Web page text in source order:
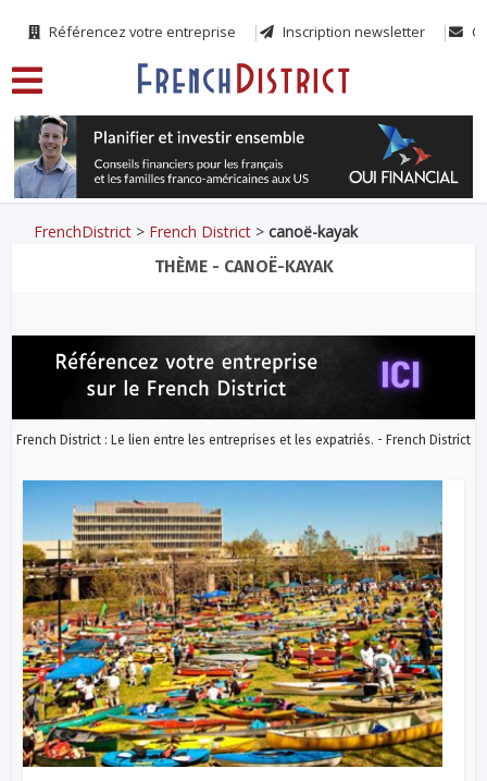
Référencez votre entreprise Inscription newsletter
FrenchDistrict > French District >canoë-kayak
THÈME - CANOË-KAYAK
French District : Le lien entre les entreprises et les expatriés. - French District